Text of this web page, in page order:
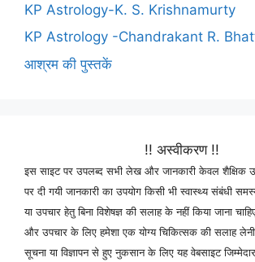
KP Astrology-K. S. Krishnamurty
KP Astrology -Chandrakant R.
आश्रम की पुस्तकें
!! अस्वीकरण !!
इस साइट पर उपलब्द सभी लेख और जानकारी केवल शैक्षिक
पर दी गयी जानकारी का उपयोग किसी भी स्वास्थ्य संबंधी
या उपचार हेतु बिना विशेषज्ञ की सलाह के नहीं किया जाना
और उपचार के लिए हमेशा एक योग्य चिकित्सक की सलाह लेनी
सूचना या विज्ञापन से हुए नुकसान के लिए यह वेबसाइट जिम्मेदार